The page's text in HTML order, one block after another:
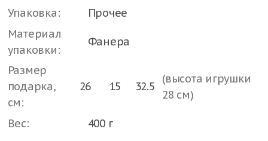
Упаковка:
Прочее
Материал
упаковки:
Фанера
Размер
подарка,
см:
26 15 32.5
(высота игрушки
28 см)
Вес: 400 г